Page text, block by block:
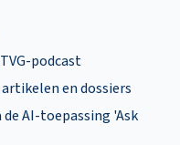
podcast
en dossiers
AI-toepassing 'Ask